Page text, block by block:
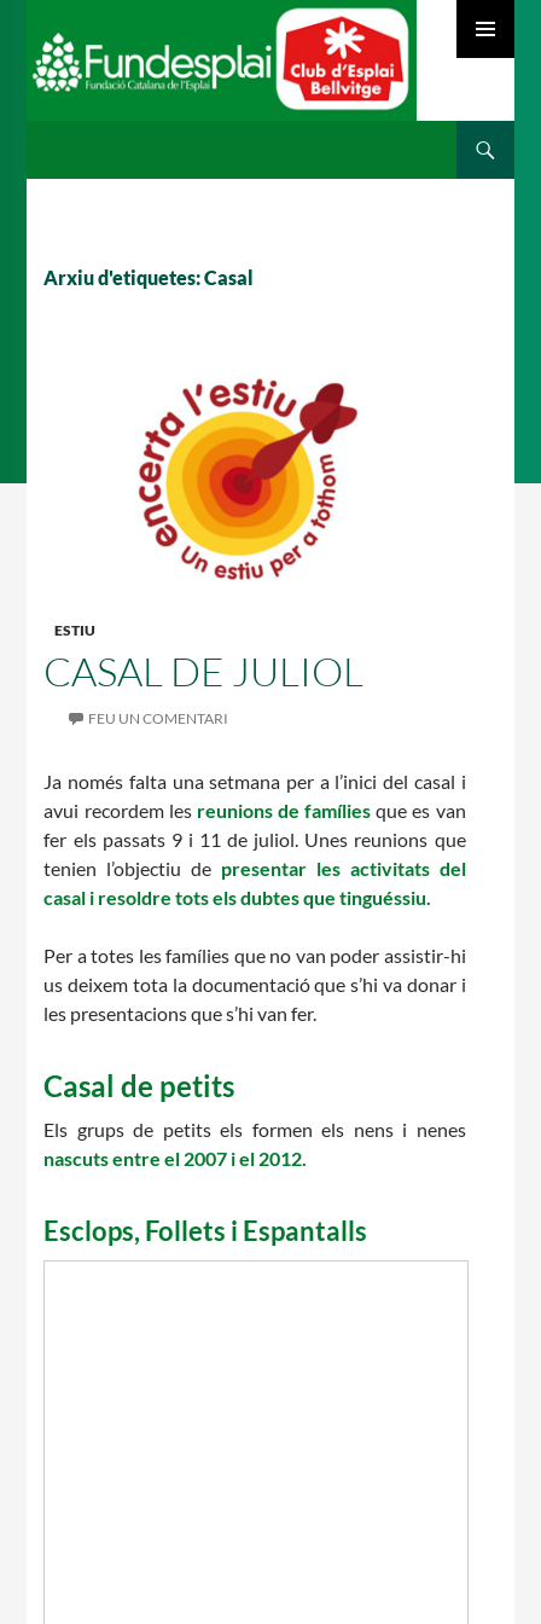
Arxiu d'etiquetes: Casal
ESTIU
CASAL DE JULIOL
FEU UN COMENTARI
Ja només falta una setmana per a l’inici del casal i
avui recordem les reunions de famílies que es van
fer els passats 9 i 11 de juliol. Unes reunions que
tenien l’objectiu de presentar les activitats del
casal i resoldre tots els dubtes que tinguéssiu.
Per a totes les famílies que no van poder assistir-hi
us deixem tota la documentació que s’hi va donar i
les presentacions que s’hi van fer.
Casal de petits
Els grups de petits els formen els nens i nenes
nascuts entre el 2007 i el 2012.
Esclops, Follets i Espantalls
MÓN ESCOLAR
ALBERG CENTRE ESPLAI
FORMACIÓ
ACCIÓ SOCIAL I JOVES
ESPLAIS
SUPORT TERCER SECTOR
CONEIX FUNDESPLAI